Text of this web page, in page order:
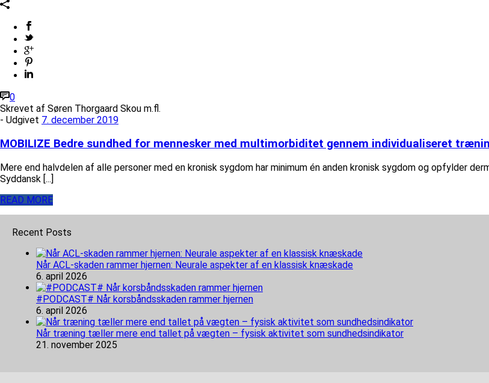
0
Skrevet af Søren Thorgaard Skou m.fl.
- Udgivet 7. december 2019
MOBILIZE Bedre sundhed for mennesker med multimorbiditet gennem individualiseret
Mere end halvdelen af alle personer med en kronisk sygdom har minimum én anden kronisk sygdom og opfylder
Syddansk [...]
READ MORE
Recent Posts
Når ACL-skaden rammer hjernen: Neurale aspekter af en klassisk knæskade
6. april 2026
#PODCAST# Når korsbåndsskaden rammer hjernen
6. april 2026
Når træning tæller mere end tallet på vægten – fysisk aktivitet som sundhedsindikator
21. november 2025